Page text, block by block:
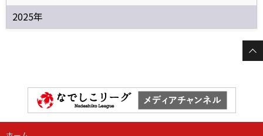
2025年